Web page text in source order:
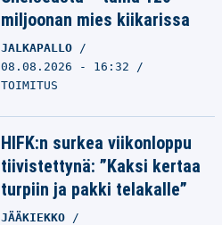
miljoonan mies kiikarissa
JALKAPALLO
08.08.2026 - 16:32
TOIMITUS
HIFK:n surkea viikonloppu
tiivistettynä: ”Kaksi kertaa
turpiin ja pakki telakalle”
JÄÄKIEKKO